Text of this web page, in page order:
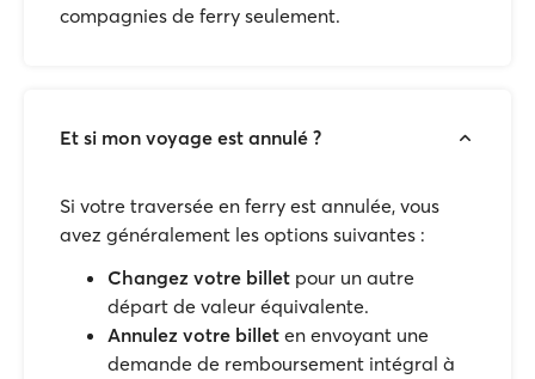
compagnies de ferry seulement.
Et si mon voyage est annulé ?
Si votre traversée en ferry est annulée, vous
avez généralement les options suivantes :
Changez votre billet pour un autre
départ de valeur équivalente.
Annulez votre billet en envoyant une
demande de remboursement intégral à